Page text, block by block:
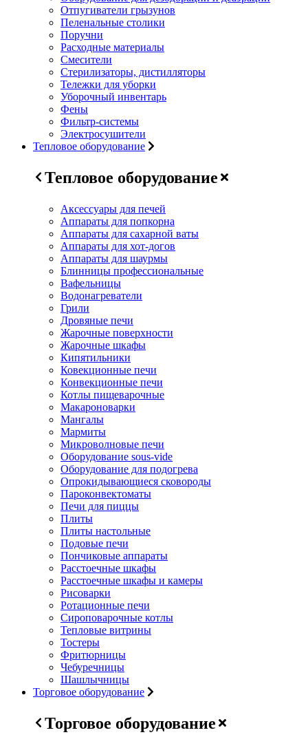
Отпугиватели грызунов
Пеленальные столики
Поручни
Расходные материалы
Смесители
Стерилизаторы, дистилляторы
Тележки для уборки
Уборочный инвентарь
Фены
Фильтр-системы
Электросушители
Тепловое оборудование
Тепловое оборудование
Аксессуары для печей
Аппараты для попкорна
Аппараты для сахарной ваты
Аппараты для хот-догов
Аппараты для шаурмы
Блинницы профессиональные
Вафельницы
Водонагреватели
Грили
Дровяные печи
Жарочные поверхности
Жарочные шкафы
Кипятильники
Ковекционные печи
Конвекционные печи
Котлы пищеварочные
Макароноварки
Мангалы
Мармиты
Микроволновые печи
Оборудование sous-vide
Оборудование для подогрева
Опрокидывающиеся сковороды
Пароконвектоматы
Печи для пиццы
Плиты
Плиты настольные
Подовые печи
Пончиковые аппараты
Расстоечные шкафы
Расстоечные шкафы и камеры
Рисоварки
Ротационные печи
Сироповарочные котлы
Тепловые витрины
Тостеры
Фритюрницы
Чебуречницы
Шашлычницы
Торговое оборудование
Торговое оборудование